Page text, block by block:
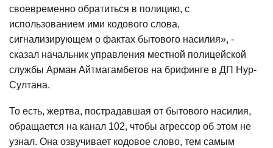
своевременно обратиться в полицию, с
использованием ими кодового слова,
сигнализирующем о фактах бытового насилия», -
сказал начальник управления местной полицейской
службы Арман Айтмагамбетов на брифинге в ДП Нур-
Султана.
То есть, жертва, пострадавшая от бытового насилия,
обращается на канал 102, чтобы агрессор об этом не
узнал. Она озвучивает кодовое слово, тем самым